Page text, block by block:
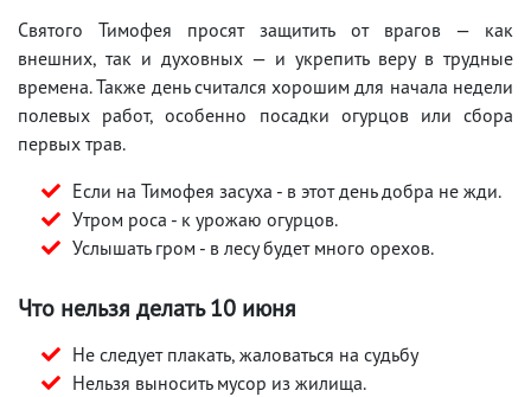
Святого Тимофея просят защитить от врагов — как
внешних, так и духовных — и укрепить веру в трудные
времена. Также день считался хорошим для начала недели
полевых работ, особенно посадки огурцов или сбора
первых трав.
Если на Тимофея засуха - в этот день добра не жди.
Утром роса - к урожаю огурцов.
Услышать гром - в лесу будет много орехов.
Что нельзя делать 10 июня
Не следует плакать, жаловаться на судьбу
Нельзя выносить мусор из жилища.